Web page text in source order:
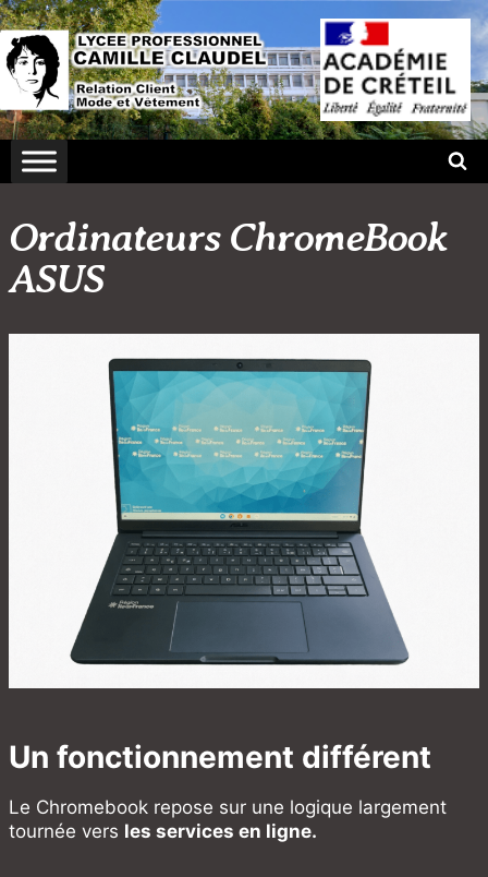
Aller
au
contenu
Ordinateurs ChromeBook
ASUS
Un fonctionnement différent
Le Chromebook repose sur une logique largement
tournée vers les services en ligne.